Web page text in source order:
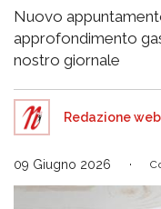
Nuovo
approfondimento
nostro giornale
Redazione web
09 Giugno 2026